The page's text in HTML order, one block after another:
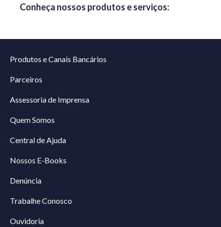
Conheça nossos produtos e serviços:
Produtos e Canais Bancários
Parceiros
Assessoria de Imprensa
Quem Somos
Central de Ajuda
Nossos E-Books
Denúncia
Trabalhe Conosco
Ouvidoria